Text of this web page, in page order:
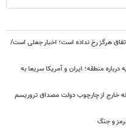
هرگز رخ نداده است؛ اخبار جعلی است/
منطقه؛ ایران و آمریکا سریعا به
خارج از چارچوب دولت مصداق تروریسم
و جنگ